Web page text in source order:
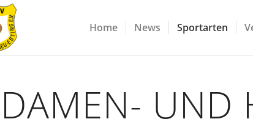
Home News Sportarten
DAMEN- UND